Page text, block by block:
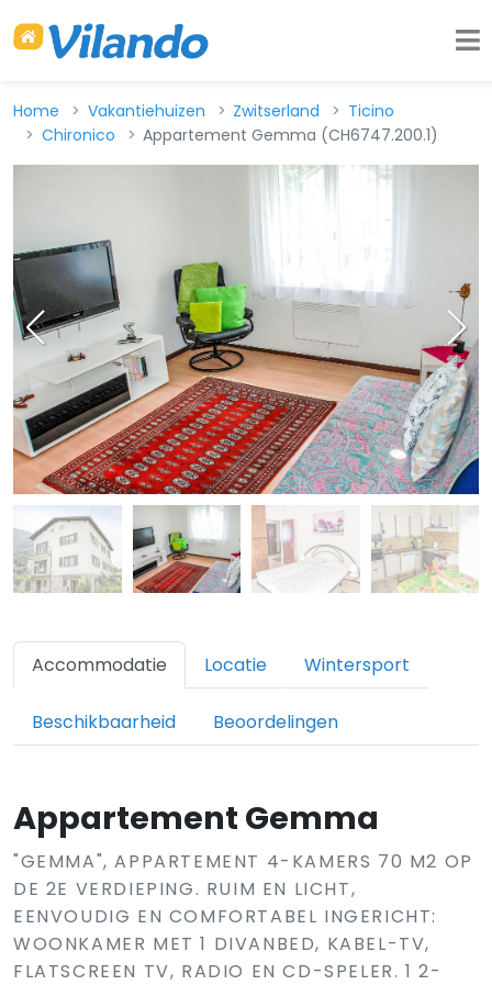
Home Vakantiehuizen Zwitserland
Ticino
Chironico
Appartement Gemma (CH6747.200.1)
Accommodatie Locatie Wintersport
Beschikbaarheid Beoordelingen
Appartement Gemma
"GEMMA", APPARTEMENT 4-KAMERS 70 M2 OP
DE 2E VERDIEPING. RUIM EN LICHT,
EENVOUDIG EN COMFORTABEL INGERICHT:
WOONKAMER MET 1 DIVANBED, KABEL-TV,
FLATSCREEN TV, RADIO EN CD-SPELER. 1 2-